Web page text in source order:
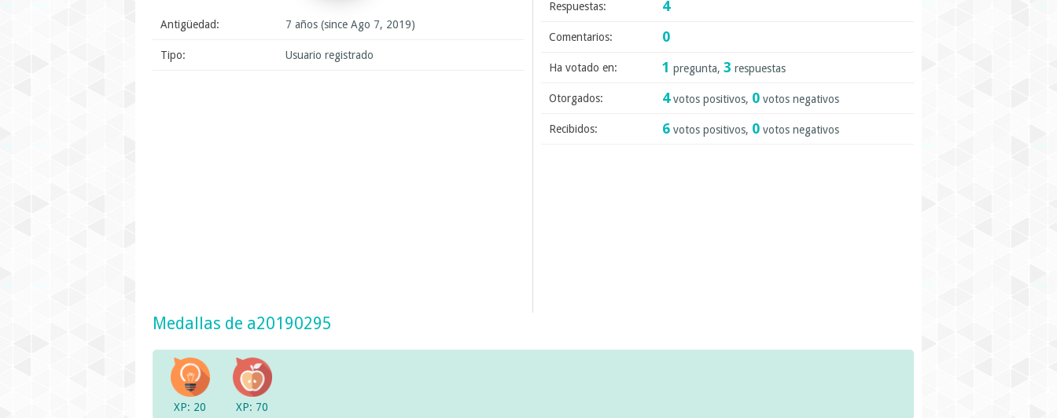
Antigüedad: 7 años (since Ago 7, 2019)
Tipo: Usuario registrado
Respuestas: 4
Comentarios: 0
Ha votado en: 1 pregunta, 3 respuestas
Otorgados: 4votos positivos, 0 votos negativos
Recibidos: 6 votos positivos, 0 votos negativos
Medallas de a20190295
XP: 20 XP: 70